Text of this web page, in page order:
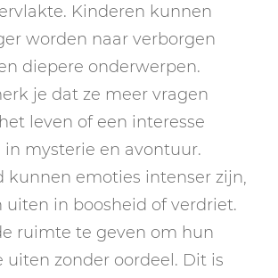
Kinderen kunnen
worden naar verborgen
diepere onderwerpen.
je dat ze meer vragen
leven of een interesse
mysterie en avontuur.
kunnen emoties intenser zijn,
uiten in boosheid of verdriet.
ruimte te geven om hun
uiten zonder oordeel. Dit is